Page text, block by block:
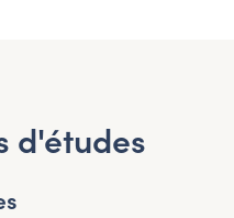
d'études